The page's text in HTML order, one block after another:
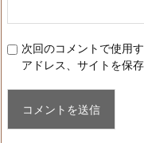
次回のコメントで使用
アドレス、サイトを保存